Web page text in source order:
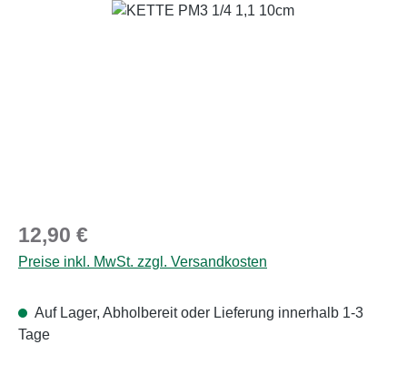
Regulärer Preis:
12,90 €
Preise inkl. MwSt. zzgl. Versandkosten
Auf Lager, Abholbereit oder Lieferung innerhalb 1-3
Tage